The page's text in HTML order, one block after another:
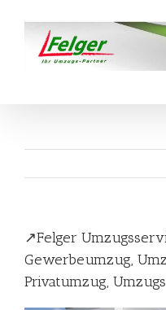
content
↗️Felger
Gewerbeumzug,
Privatumzug,